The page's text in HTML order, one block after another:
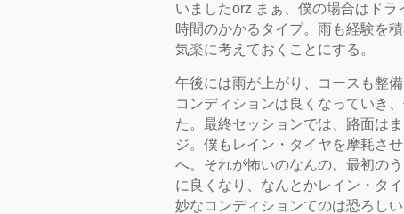
いましたorz まぁ、僕の場合はドラ
時間のかかるタイプ。雨も経験を
気楽に考えておくことにする。
午後には雨が上がり、コースも整
コンディションは良くなっていき
た。最終セッションでは、路面は
ジ。僕もレイン・タイヤを摩耗さ
へ。それが怖いのなんの。最初の
に良くなり、なんとかレイン・タ
妙なコンディションてのは恐ろし